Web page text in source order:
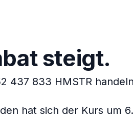
steigt.
437 833 HMSTR
hat sich der Kurs um